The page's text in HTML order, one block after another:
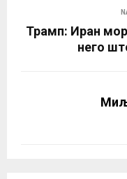
Трамп: Иран
него